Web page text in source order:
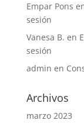
Empar Pons
sesión
Vanesa B. en
sesión
admin en
Archivos
marzo 2023